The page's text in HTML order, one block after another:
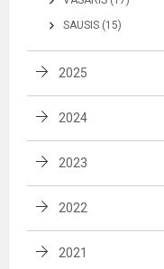
SAUSIS (15)
2025
2024
2023
2022
2021